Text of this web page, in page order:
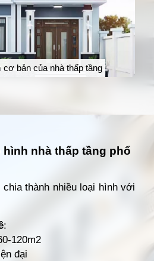
bản của nhà thấp tầng
hình nhà thấp tầng phổ
thành nhiều loại hình với
:
120m2
đại